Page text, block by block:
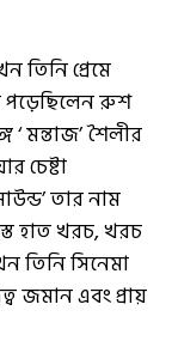
প্রেমে
পড়েছিলেন রুশ
মন্তাজ’ শৈলীর
চেষ্টা
তার নাম
হাত খরচ, খরচ
তিনি সিনেমা
জমান এবং প্রায়